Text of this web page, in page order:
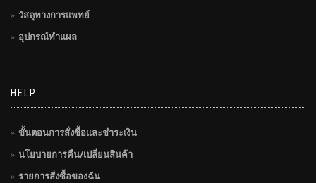
วัสดุทางการแพทย์
อุปกรณ์ทำแผล
HELP
ขั้นตอนการสั่งซื้อและชำระเงิน
นโยบายการคืน/เปลี่ยนสินค้า
รายการสั่งซื้อของฉัน